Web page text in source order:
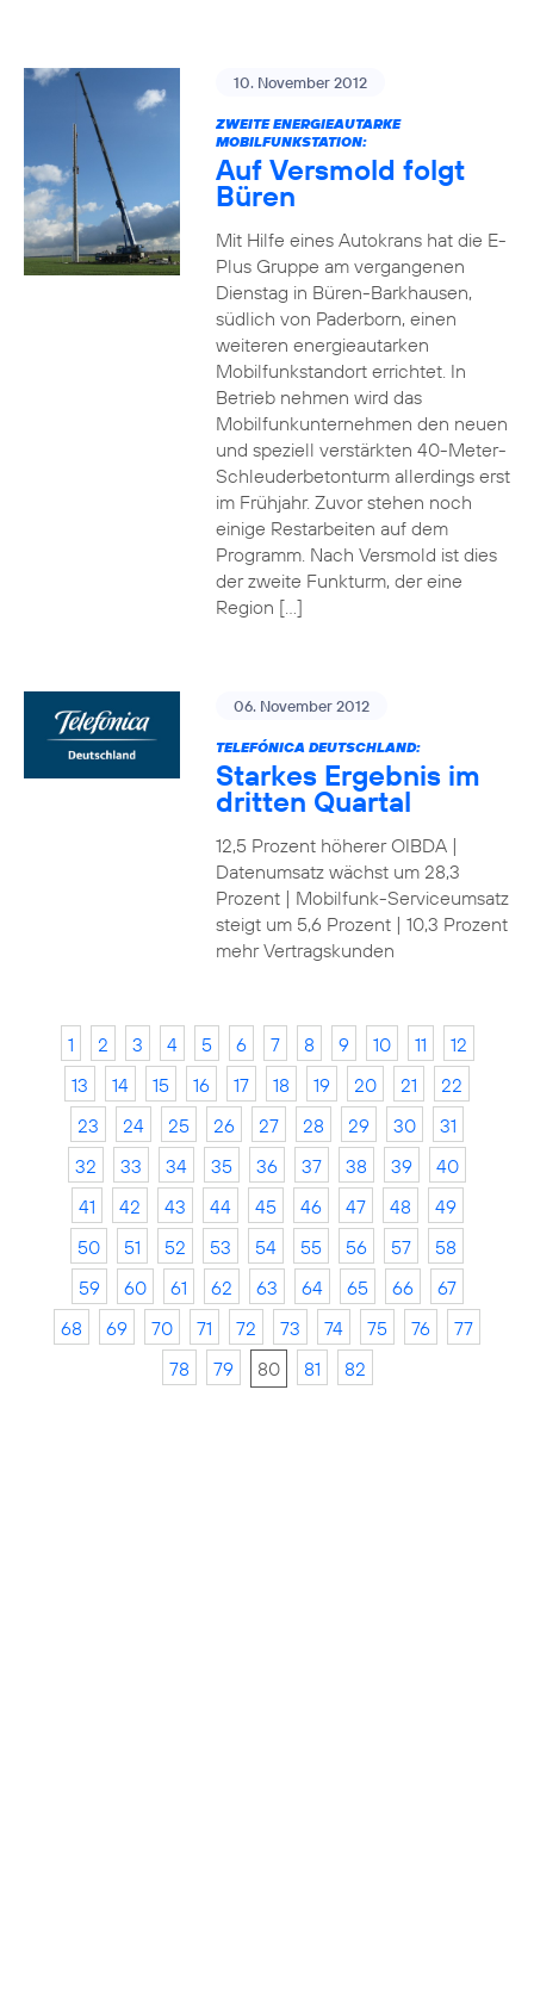
10. November 2012
ZWEITE ENERGIEAUTARKE
MOBILFUNKSTATION:
Auf Versmold folgt
Büren
Mit Hilfe eines Autokrans hat die E-
Plus Gruppe am vergangenen
Dienstag in Büren-Barkhausen,
südlich von Paderborn, einen
weiteren energieautarken
Mobilfunkstandort errichtet. In
Betrieb nehmen wird das
Mobilfunkunternehmen den neuen
und speziell verstärkten 40-Meter-
Schleuderbetonturm allerdings erst
im Frühjahr. Zuvor stehen noch
einige Restarbeiten auf dem
Programm. Nach Versmold ist dies
der zweite Funkturm, der eine
Region […]
06. November 2012
TELEFÓNICA DEUTSCHLAND:
Starkes Ergebnis im
dritten Quartal
12,5 Prozent höherer OIBDA |
Datenumsatz wächst um 28,3
Prozent | Mobilfunk-Serviceumsatz
steigt um 5,6 Prozent | 10,3 Prozent
mehr Vertragskunden
1 2 3 4 5 6 7 8 9 10 11
12
13
14 15 16 17 18 19 20 21
22
23
24 25 26 27 28 29 30
31
32
33 34 35 36 37 38 39
40
41
42 43 44 45 46 47 48
49
50
51 52 53 54 55 56 57
58
59
60 61 62 63 64 65 66
67
68
69 70 71 72 73 74 75 76
77
78
79 80 81 82